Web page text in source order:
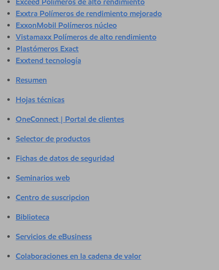
Exxtra Polímeros de rendimiento mejorado
ExxonMobil Polímeros núcleo
Vistamaxx Polímeros de alto rendimiento
Plastómeros Exact
Exxtend tecnología
Resumen
Hojas técnicas
OneConnect | Portal de clientes
Selector de productos
Fichas de datos de seguridad
Seminarios web
Centro de suscripcion
Biblioteca
Servicios de eBusiness
Colaboraciones en la cadena de valor